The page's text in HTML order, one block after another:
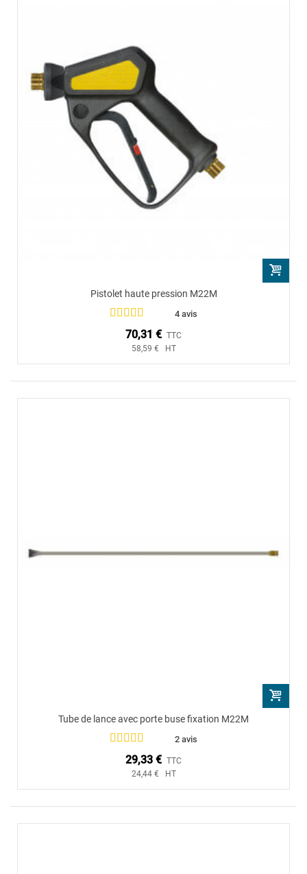
Pistolet haute pression M22M
4 avis
70,31 € TTC
58,59 € HT
Tube de lance avec porte buse fixation M22M
2 avis
29,33 € TTC
24,44 € HT